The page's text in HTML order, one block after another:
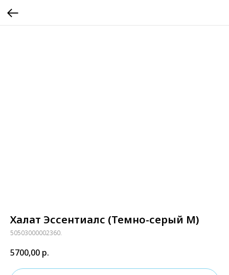
Халат Эссентиалс (Темно-серый М)
50503000002360.
5700,00 р.